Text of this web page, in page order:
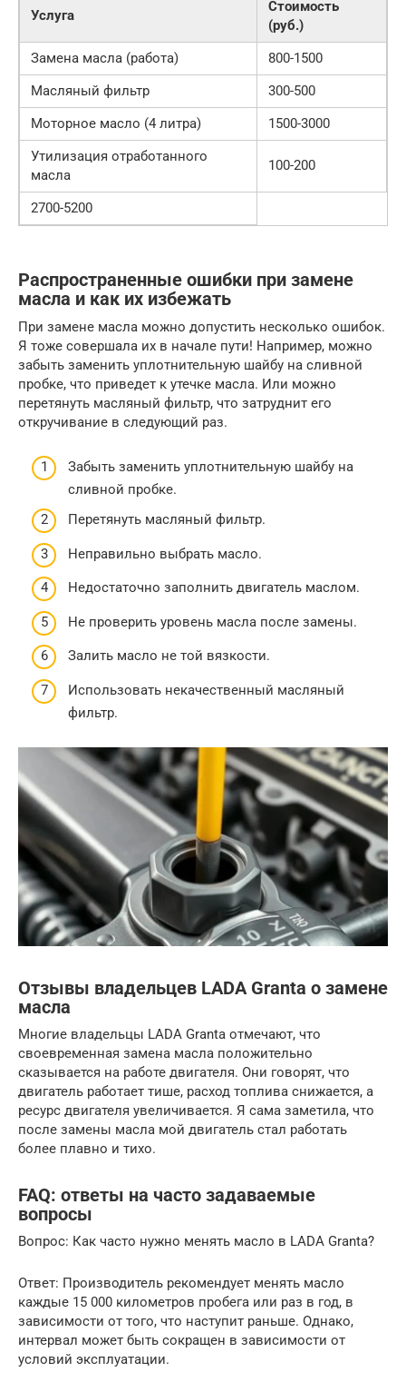
Услуга
Стоимость
(руб.)
Замена масла (работа)
800-1500
Масляный фильтр
300-500
Моторное масло (4 литра)
1500-3000
Утилизация отработанного
масла
100-200
2700-5200
Распространенные ошибки при замене
масла и как их избежать
При замене масла можно допустить несколько ошибок.
Я тоже совершала их в начале пути! Например, можно
забыть заменить уплотнительную шайбу на сливной
пробке, что приведет к утечке масла. Или можно
перетянуть масляный фильтр, что затруднит его
откручивание в следующий раз.
Забыть заменить уплотнительную шайбу на
сливной пробке.
Перетянуть масляный фильтр.
Неправильно выбрать масло.
Недостаточно заполнить двигатель маслом.
Не проверить уровень масла после замены.
Залить масло не той вязкости.
Использовать некачественный масляный
фильтр.
Отзывы владельцев LADA Granta о замене
масла
Многие владельцы LADA Granta отмечают, что
своевременная замена масла положительно
сказывается на работе двигателя. Они говорят, что
двигатель работает тише, расход топлива снижается, а
ресурс двигателя увеличивается. Я сама заметила, что
после замены масла мой двигатель стал работать
более плавно и тихо.
FAQ: ответы на часто задаваемые
вопросы
Вопрос: Как часто нужно менять масло в LADA Granta?
Ответ: Производитель рекомендует менять масло
каждые 15 000 километров пробега или раз в год, в
зависимости от того, что наступит раньше. Однако,
интервал может быть сокращен в зависимости от
условий эксплуатации.